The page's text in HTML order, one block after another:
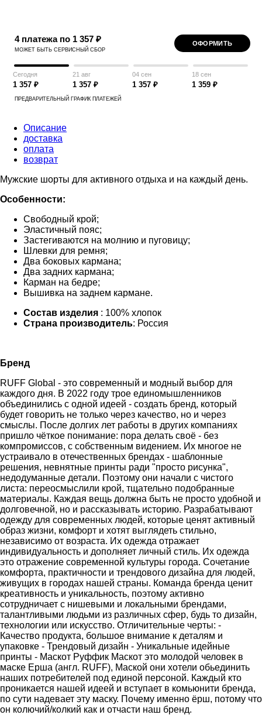
4 платежа по 1 357 ₽
МОЖЕТ БЫТЬ СЕРВИСНЫЙ СБОР
ОФОРМИТЬ
Сегодня
1 357 ₽
21 авг
1 357 ₽
04 сен
1 357 ₽
18 сен
1 359 ₽
ПРЕДВАРИТЕЛЬНЫЙ ГРАФИК ПЛАТЕЖЕЙ
Описание
доставка
оплата
возврат
Мужские шорты для активного отдыха и на каждый день.
Особенности:
Свободный крой;
Эластичный пояс;
Застегиваются на молнию и пуговицу;
Шлевки для ремня;
Два боковых кармана;
Два задних кармана;
Карман на бедре;
Вышивка на заднем кармане.
Состав изделия : 100% хлопок
Страна производитель: Россия
Бренд
RUFF Global - это современный и модный выбор для
каждого дня. В 2022 году трое единомышленников
объединились с одной идеей - создать бренд, который
будет говорить не только через качество, но и через
смыслы. После долгих лет работы в других компаниях
пришло чёткое понимание: пора делать своё - без
компромиссов, с собственным видением. Их многое не
устраивало в отечественных брендах - шаблонные
решения, невнятные принты ради "просто рисунка",
недодуманные детали. Поэтому они начали с чистого
листа: переосмыслили крой, тщательно подобранные
материалы. Каждая вещь должна быть не просто удобной и
долговечной, но и рассказывать историю. Разрабатывают
одежду для современных людей, которые ценят активный
образ жизни, комфорт и хотят выглядеть стильно,
независимо от возраста. Их одежда отражает
индивидуальность и дополняет личный стиль. Их одежда
это отражение современной культуры города. Сочетание
комфорта, практичности и трендового дизайна для людей,
живущих в городах нашей страны. Команда бренда ценит
креативность и уникальность, поэтому активно
сотрудничает с нишевыми и локальными брендами,
талантливыми людьми из различных сфер, будь то дизайн,
технологии или искусство. Отличительные черты: -
Качество продукта, большое внимание к деталям и
упаковке - Трендовый дизайн - Уникальные идейные
принты - Маскот Руффик Маскот это молодой человек в
маске Ерша (англ. RUFF), Маской они хотели обьединить
наших потребителей под единой персоной. Каждый кто
проникается нашей идеей и вступает в комьюнити бренда,
по сути надевает эту маску. Почему именно ёрш, потому что
он колючий/колкий как и отчасти наш бренд.